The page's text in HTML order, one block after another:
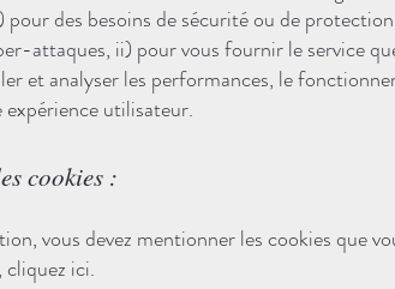
pour des besoins de sécurité ou de
attaques, ii) pour vous fournir le service
et analyser les performances, le
utilisateur.
cookies :
vous devez mentionner les cookies que
cliquez ici.